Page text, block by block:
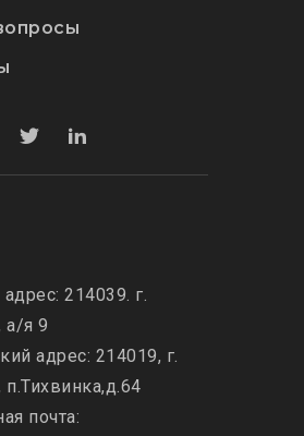
214039. г.
а/я 9
адрес: 214019, г.
почта: